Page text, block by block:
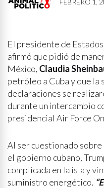
FEBRERO 1,
El presidente de
afirmó que pidió de
México, Claudia
petróleo a Cuba y que la
declaraciones se
durante un intercambio
presidencial Air Force
Al ser cuestionado
el gobierno cubano,
complicada en la isla y
suministro energético.